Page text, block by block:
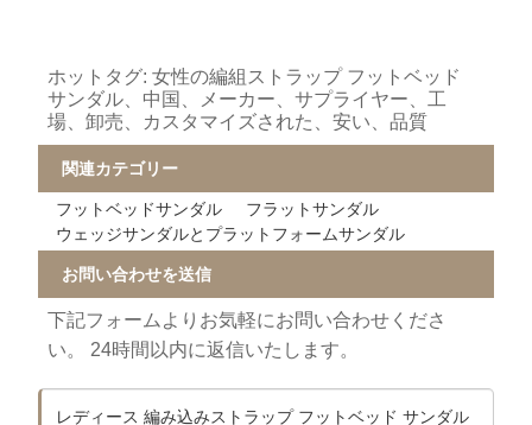
ホットタグ: 女性の編組ストラップ フットベッド
サンダル、中国、メーカー、サプライヤー、工
場、卸売、カスタマイズされた、安い、品質
関連カテゴリー
フットベッドサンダル
フラットサンダル
ウェッジサンダルとプラットフォームサンダル
お問い合わせを送信
下記フォームよりお気軽にお問い合わせくださ
い。 24時間以内に返信いたします。